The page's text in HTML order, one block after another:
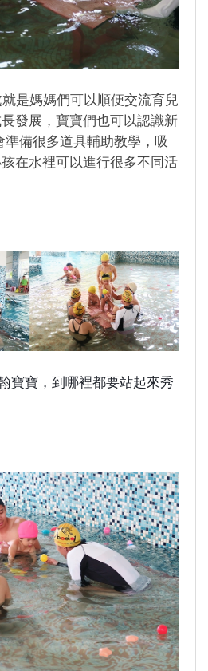
媽媽們可以順便交流育兒
發展，寶寶們也可以認識新
準備很多道具輔助教學，吸
在水裡可以進行很多不同活
寶寶，到哪裡都要站起來秀